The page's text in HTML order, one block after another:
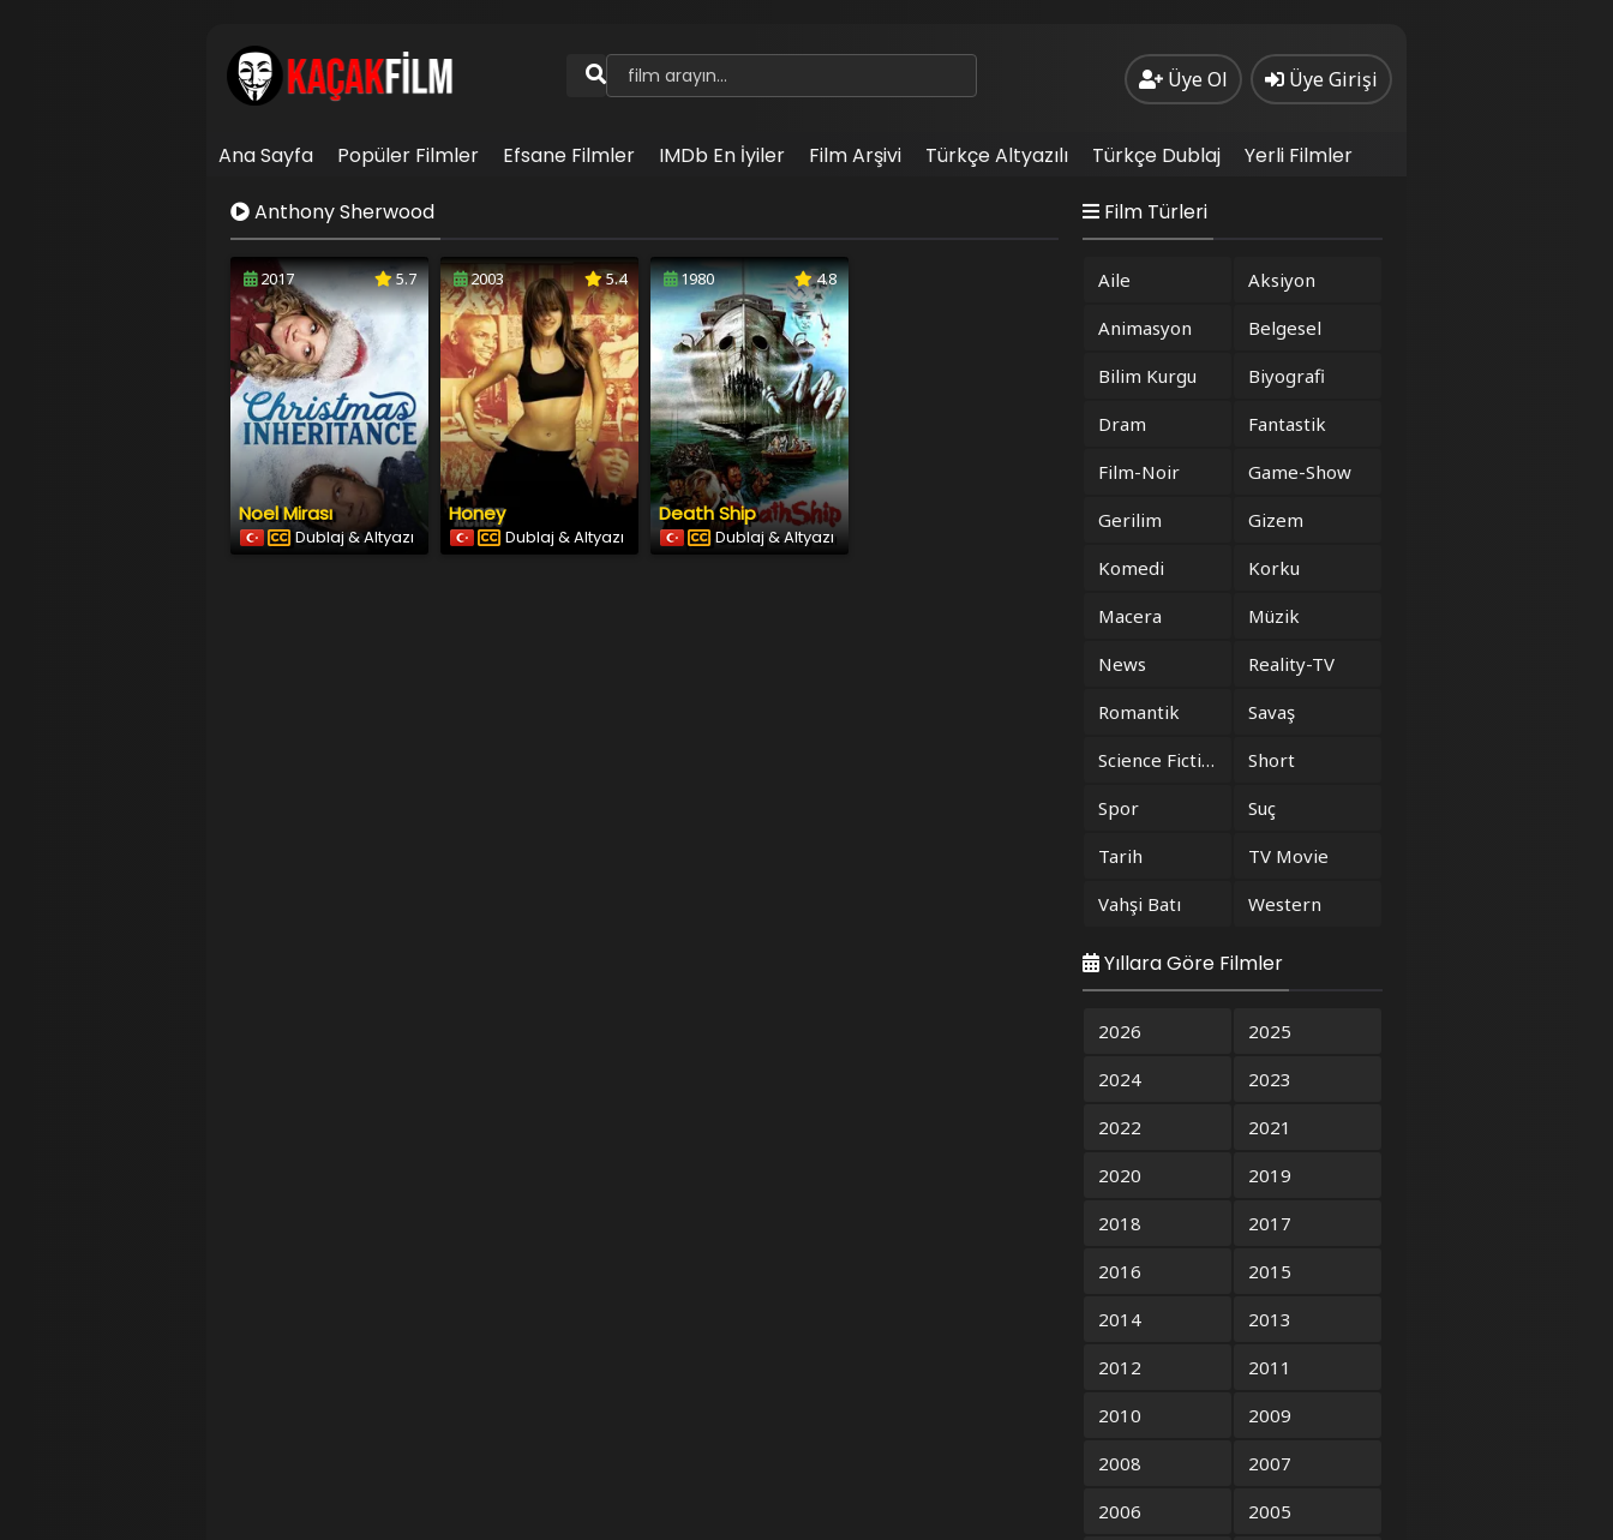
Üye Ol Üye Girişi
Ana Sayfa Popüler Filmler Efsane Filmler IMDb En İyiler Film Arşivi Türkçe Altyazılı Türkçe Dublaj
Yerli Filmler
İletişim
Anthony Sherwood
2017 5.7
Noel Mirası
Dublaj & Altyazı
2003 5.4
Honey
Dublaj & Altyazı
1980 4.8
Death Ship
Dublaj & Altyazı
Film Türleri
Aile
Aksiyon
Animasyon
Belgesel
Bilim Kurgu
Biyografi
Dram
Fantastik
Film-Noir
Game-Show
Gerilim
Gizem
Komedi
Korku
Macera
Müzik
News
Reality-TV
Romantik
Savaş
Science Fiction
Short
Spor
Suç
Tarih
TV Movie
Vahşi Batı
Western
Yıllara Göre Filmler
2026
2025
2024
2023
2022
2021
2020
2019
2018
2017
2016
2015
2014
2013
2012
2011
2010
2009
2008
2007
2006
2005